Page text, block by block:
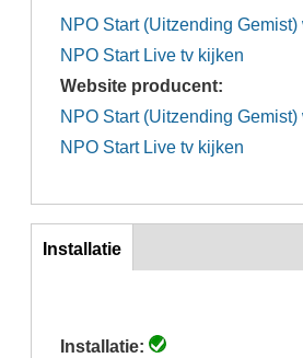
NPO Start (Uitzending
NPO Start Live tv kijken
Website producent:
NPO Start (Uitzending
NPO Start Live tv kijken
inst
Installatie
Installatie: